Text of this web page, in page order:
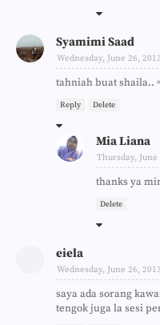
Syamimi Saad
Wednesday, June 26,
tahniah buat shaila..
Reply Delete
Mia Liana
Thursday, June
thanks ya
Delete
eiela
Wednesday, June 26,
saya ada sorang
tengok juga la sesi